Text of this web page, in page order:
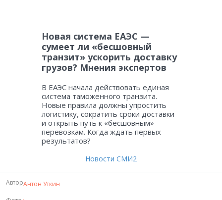
Новая система ЕАЭС —
сумеет ли «бесшовный
транзит» ускорить доставку
грузов? Мнения экспертов
В ЕАЭС начала действовать единая
система таможенного транзита.
Новые правила должны упростить
логистику, сократить сроки доставки
и открыть путь к «бесшовным»
перевозкам. Когда ждать первых
результатов?
Новости СМИ2
АвторАнтон Уткин